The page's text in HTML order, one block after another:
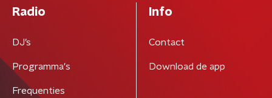
Radio
DJ’s
Programma's
Frequenties
Info
Contact
Download de app